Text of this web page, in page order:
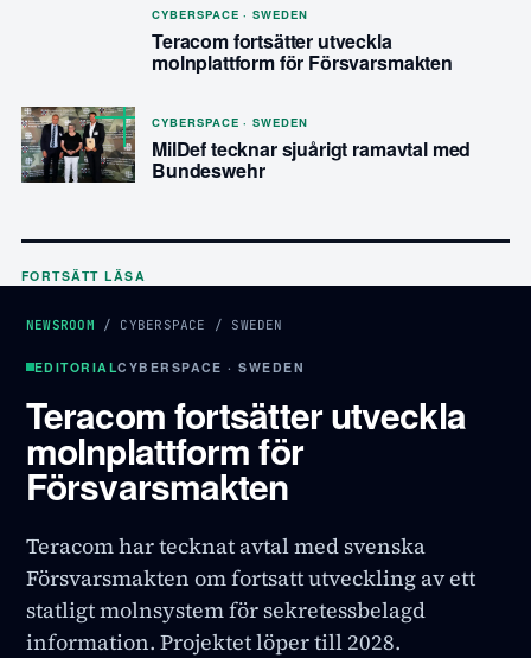
CYBERSPACE · SWEDEN
Teracom fortsätter utveckla
molnplattform för Försvarsmakten
CYBERSPACE · SWEDEN
MilDef tecknar sjuårigt ramavtal med
Bundeswehr
FORTSÄTT LÄSA
NEWSROOM / CYBERSPACE / SWEDEN
EDITORIALCYBERSPACE · SWEDEN
Teracom fortsätter utveckla
molnplattform för
Försvarsmakten
Teracom har tecknat avtal med svenska
Försvarsmakten om fortsatt utveckling av ett
statligt molnsystem för sekretessbelagd
information. Projektet löper till 2028.